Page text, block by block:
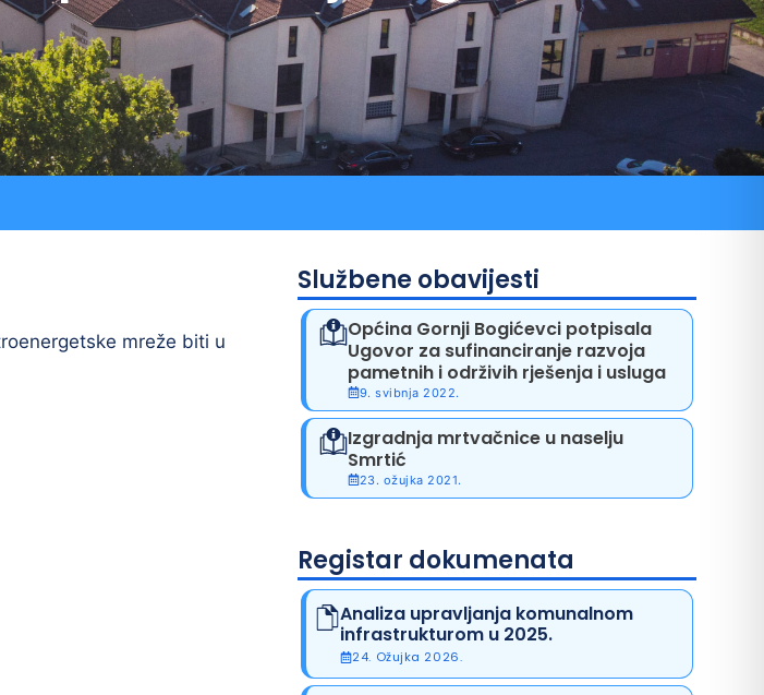
Javni pozivi
LU “Sokol”
ŠK “Bedem”
Udruga Umirovljenika
Udruga žena “Lan”
mreže biti u
Službene obavijesti
Općina Gornji Bogićevci potpisala
Ugovor za sufinanciranje razvoja
pametnih i održivih rješenja i usluga
9. svibnja 2022.
Izgradnja mrtvačnice u naselju
Smrtić
23. ožujka 2021.
Registar dokumenata
Analiza upravljanja komunalnom
infrastrukturom u 2025.
24. Ožujka 2026.